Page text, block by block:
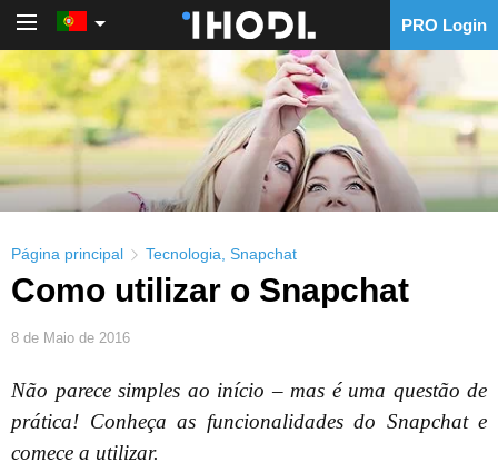
PRO Login
Página principal Tecnologia Snapchat
Como utilizar o Snapchat
8 de Maio de 2016
Não parece simples ao início – mas é uma questão de
prática! Conheça as funcionalidades do Snapchat e
comece a utilizar.